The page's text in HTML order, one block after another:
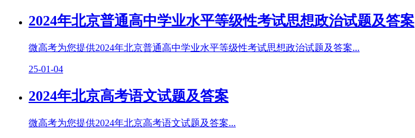
2024年北京普通高中学业水平等级性考试思想政治试题及答案
微高考为您提供2024年北京普通高中学业水平等级性考试思想政治试题及答案...
25-01-04
2024年北京高考语文试题及答案
微高考为您提供2024年北京高考语文试题及答案...